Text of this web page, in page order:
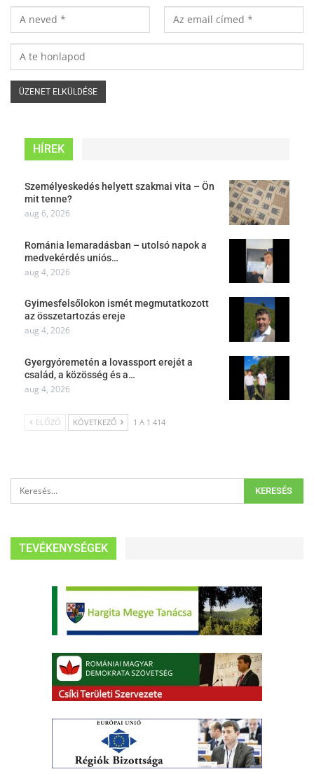
HÍREK
Személyeskedés helyett szakmai vita – Ön
mit tenne?
aug 6, 2026
Románia lemaradásban – utolsó napok a
medvekérdés uniós…
aug 4, 2026
Gyimesfelsőlokon ismét megmutatkozott
az összetartozás ereje
aug 4, 2026
Gyergyóremetén a lovassport erejét a
család, a közösség és a…
aug 4, 2026
ELŐZŐ KÖVETKEZŐ 1 A 1 414
TEVÉKENYSÉGEK